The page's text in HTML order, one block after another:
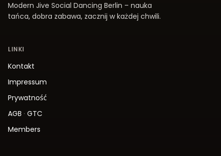
Modern Jive Social Dancing Berlin – nauka
tańca, dobra zabawa, zacznij w każdej chwili.
LINKI
Kontakt
Impressum
Prywatność
AGB · GTC
Members